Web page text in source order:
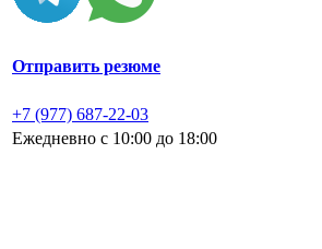
Отправить резюме
+7 (977) 687-22-03
Ежедневно с 10:00 до 18:00